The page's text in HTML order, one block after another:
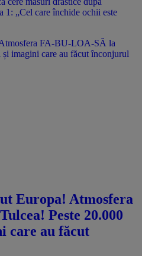
1: „Cel care închide ochii este
FA-BU-LOA-SĂ la
și imagini care au făcut înconjurul
Europa! Atmosfera
Peste 20.000
care au făcut